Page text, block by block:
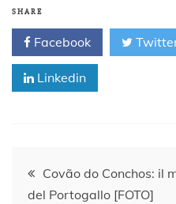
SHARE
Facebook
Linkedin
Navigazione
Covão do Conchos: il
del Portogallo [FOTO]